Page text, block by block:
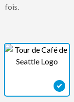
fois.